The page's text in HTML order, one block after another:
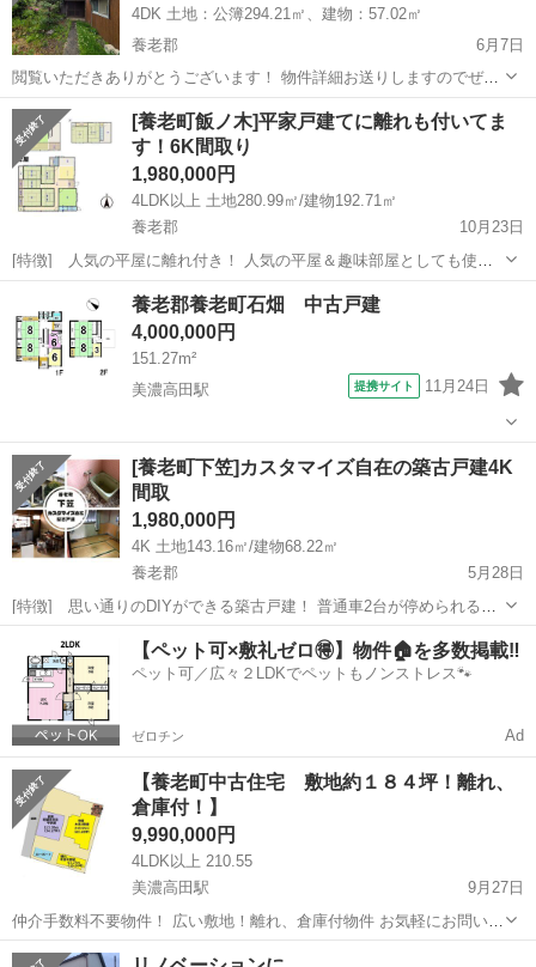
4DK 土地：公簿294.21㎡、建物：57.02㎡
養老郡
6月7日
閲覧いただきありがとうございます！ 物件詳細お送りしますのでぜひ
ご連絡お待ちしております！ ＜物件詳細＞ 所在地：岐阜県養老郡養老
町押越 ◆土地 地目：宅地 土地面積：公簿 294.21㎡（88....
岐阜 養老郡 中古（マンション/一戸建て） 物件
[養老町飯ノ木]平家戸建てに離れも付いてま
す！6K間取り
1,980,000円
4LDK以上 土地280.99㎡/建物192.71㎡
養老郡
10月23日
[特徴] 人気の平屋に離れ付き！ 人気の平屋＆趣味部屋としても使え
る離れあり！ 閑静な住宅街で伸び伸びと過ごせる！ 車で5分圏内にコ
ンビニやパン屋があります 駐車場は３台以上停めることも可能です。
実際の空間を...
養老郡 中古（マンション/一戸建て）
養老郡養老町石畑 中古戸建
4,000,000円
151.27m²
美濃高田駅
提携サイト 11月24日
岐阜 養老郡 美濃高田駅 中古（マンション/一戸建て）
[養老町下笠]カスタマイズ自在の築古戸建4K
間取
1,980,000円
4K 土地143.16㎡/建物68.22㎡
養老郡
5月28日
[特徴] 思い通りのDIYができる築古戸建！ 普通車2台が停められる駐
車場付き！ 車で3分圏内にコンビニあり！ ファミリーマート養老船附
店車で3分、 スーパーセンターオークワ養老店車で8分 ホームプラザナ
フコ養...
中古（マンション/一戸建て） 物件
【ペット可×敷礼ゼロ🉐】物件🏠を多数掲載‼️
ペット可／広々２LDKでペットもノンストレス🐾
ゼロチン Ad
【養老町中古住宅 敷地約１８４坪！離れ、
倉庫付！】
9,990,000円
4LDK以上 210.55
美濃高田駅
9月27日
仲介手数料不要物件！ 広い敷地！離れ、倉庫付物件 お気軽にお問い合
わせください。 価 格：９９９万円（税込） 所 在 地：養老郡養老
岐阜 養老郡